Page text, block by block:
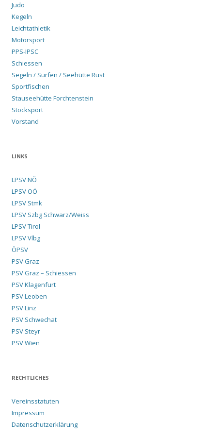
Judo
Kegeln
Leichtathletik
Motorsport
PPS-IPSC
Schiessen
Segeln / Surfen / Seehütte Rust
Sportfischen
Stauseehütte Forchtenstein
Stocksport
Vorstand
LINKS
LPSV NÖ
LPSV OÖ
LPSV Stmk
LPSV Szbg Schwarz/Weiss
LPSV Tirol
LPSV Vlbg
ÖPSV
PSV Graz
PSV Graz – Schiessen
PSV Klagenfurt
PSV Leoben
PSV Linz
PSV Schwechat
PSV Steyr
PSV Wien
RECHTLICHES
Vereinsstatuten
Impressum
Datenschutzerklärung